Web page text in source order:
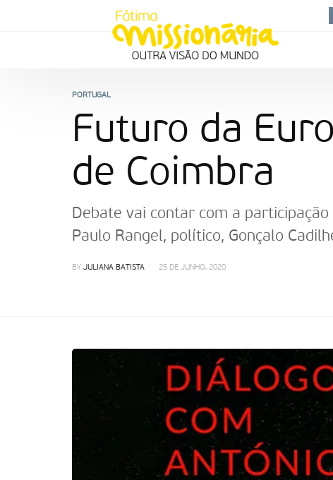
PORTUGAL
Futuro da
de Coimbra
Debate vai contar com a
Paulo Rangel, político, Gonçalo
BY JULIANA BATISTA 25 DE JUNHO, 2020